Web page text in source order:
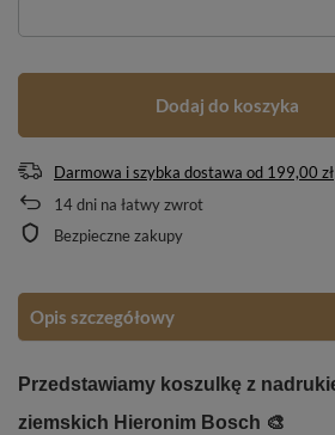
Dodaj do koszyka
Darmowa i szybka dostawa od 199,00 zł
14dni na łatwy zwrot
Bezpieczne zakupy
Opis szczegółowy
Przedstawiamy koszulkę z
ziemskich Hieronim Bosch 🎨